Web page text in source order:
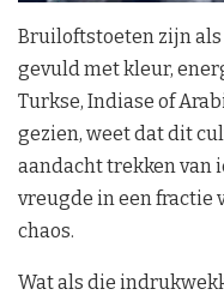
Bruiloftstoeten zijn
gevuld met kleur,
Turkse, Indiase of
gezien, weet dat dit
aandacht trekken van
vreugde in een fractie
chaos.
Wat als die